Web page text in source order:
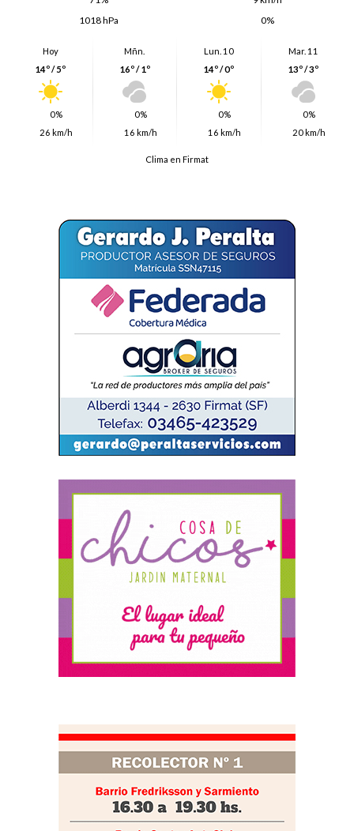
1018 hPa
0%
Hoy
14º / 5º
0%
26 km/h
Mñn.
16º / 1º
0%
16 km/h
Lun. 10
14º / 0º
0%
16 km/h
Mar. 11
13º / 3º
0%
20 km/h
Clima en Firmat